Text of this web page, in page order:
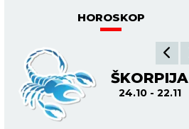
HOROSKOP
ŠKORPIJA
24.10 - 22.11